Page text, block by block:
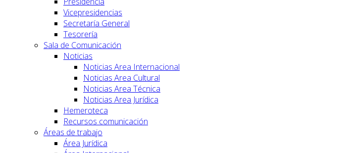
Vicepresidencias
Secretaría General
Tesorería
Sala de Comunicación
Noticias
Noticias Area Internacional
Noticias Area Cultural
Noticias Area Técnica
Noticias Area Jurídica
Hemeroteca
Recursos comunicación
Áreas de trabajo
Área Jurídica